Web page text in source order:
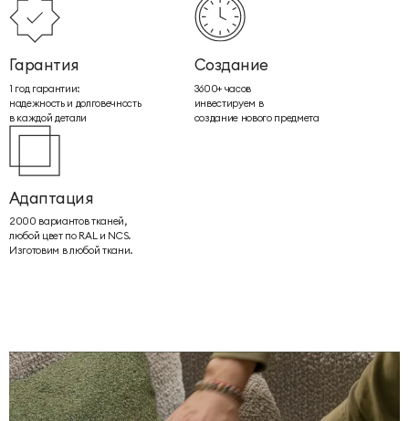
Гарантия
1 год гарантии:
надежность и долговечность
в каждой детали
Создание
3600+ часов
инвестируем в
создание нового предмета
Адаптация
2000 вариантов тканей,
любой цвет по RAL и NCS.
Изготовим в любой ткани.